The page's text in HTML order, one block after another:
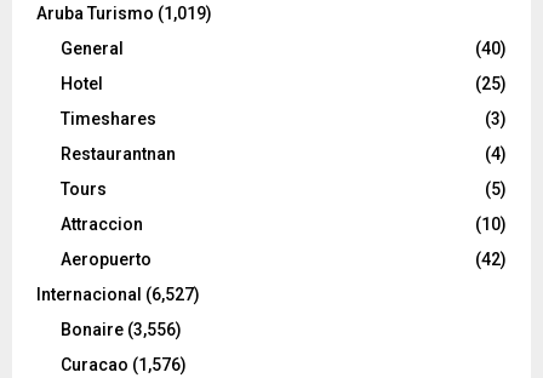
Aruba Turismo (1,019)
General
(40)
Hotel
(25)
Timeshares
(3)
Restaurantnan
(4)
Tours
(5)
Attraccion
(10)
Aeropuerto
(42)
Internacional (6,527)
Bonaire (3,556)
Curacao (1,576)